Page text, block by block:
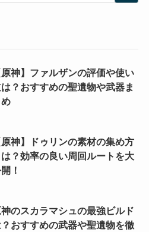
原神】ファルザンの評価や使い
？おすすめの聖遺物や武器ま
原神】ドゥリンの素材の集め方
は？効率の良い周回ルートを大
！
神のスカラマシュの最強ビルド
おすすめの武器や聖遺物を徹